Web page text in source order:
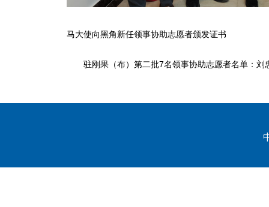
马大使向黑角新任领事协助志愿者颁发证书
驻刚果（布）第二批7名领事协助志愿者名单：刘